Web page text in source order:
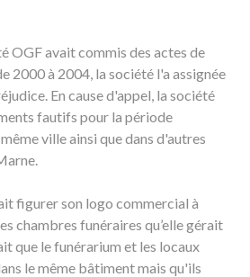
OGF avait commis des actes de
2000 à 2004, la société l'a assignée
En cause d'appel, la société
fautifs pour la période
ville ainsi que dans d'autres
figurer son logo commercial à
chambres funéraires qu’elle gérait
que le funérarium et les locaux
le même bâtiment mais qu'ils